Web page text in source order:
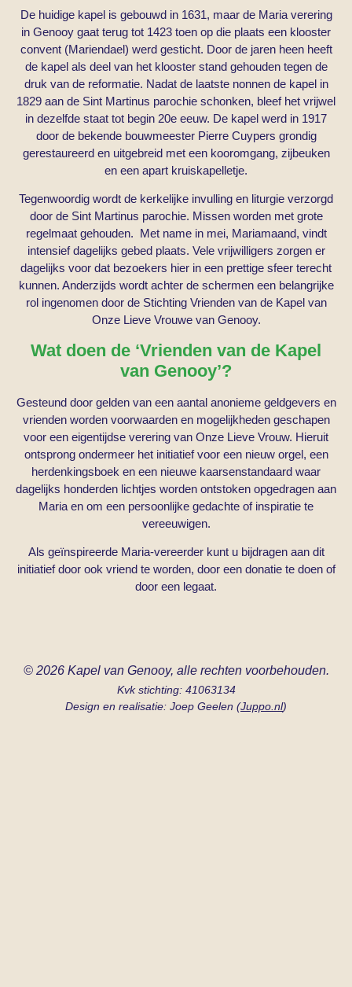
De huidige kapel is gebouwd in 1631, maar de Maria verering
in Genooy gaat terug tot 1423 toen op die plaats een klooster
convent (Mariendael) werd gesticht. Door de jaren heen heeft
de kapel als deel van het klooster stand gehouden tegen de
druk van de reformatie. Nadat de laatste nonnen de kapel in
1829 aan de Sint Martinus parochie schonken, bleef het vrijwel
in dezelfde staat tot begin 20e eeuw. De kapel werd in 1917
door de bekende bouwmeester Pierre Cuypers grondig
gerestaureerd en uitgebreid met een kooromgang, zijbeuken
en een apart kruiskapelletje.
Tegenwoordig wordt de kerkelijke invulling en liturgie verzorgd
door de Sint Martinus parochie. Missen worden met grote
regelmaat gehouden. Met name in mei, Mariamaand, vindt
intensief dagelijks gebed plaats. Vele vrijwilligers zorgen er
dagelijks voor dat bezoekers hier in een prettige sfeer terecht
kunnen. Anderzijds wordt achter de schermen een belangrijke
rol ingenomen door de Stichting Vrienden van de Kapel van
Onze Lieve Vrouwe van Genooy.
Wat doen de ‘Vrienden van de Kapel
van Genooy’?
Gesteund door gelden van een aantal anonieme geldgevers en
vrienden worden voorwaarden en mogelijkheden geschapen
voor een eigentijdse verering van Onze Lieve Vrouw. Hieruit
ontsprong ondermeer het initiatief voor een nieuw orgel, een
herdenkingsboek en een nieuwe kaarsenstandaard waar
dagelijks honderden lichtjes worden ontstoken opgedragen aan
Maria en om een persoonlijke gedachte of inspiratie te
vereeuwigen.
Als geïnspireerde Maria-vereerder kunt u bijdragen aan dit
initiatief door ook vriend te worden, door een donatie te doen of
door een legaat.
© 2026 Kapel van Genooy, alle rechten voorbehouden.
Kvk stichting: 41063134
Design en realisatie: Joep Geelen (Juppo.nl)